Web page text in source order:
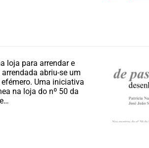
loja para arrendar e
abriu-se um
Uma iniciativa
na loja do nº 50 da